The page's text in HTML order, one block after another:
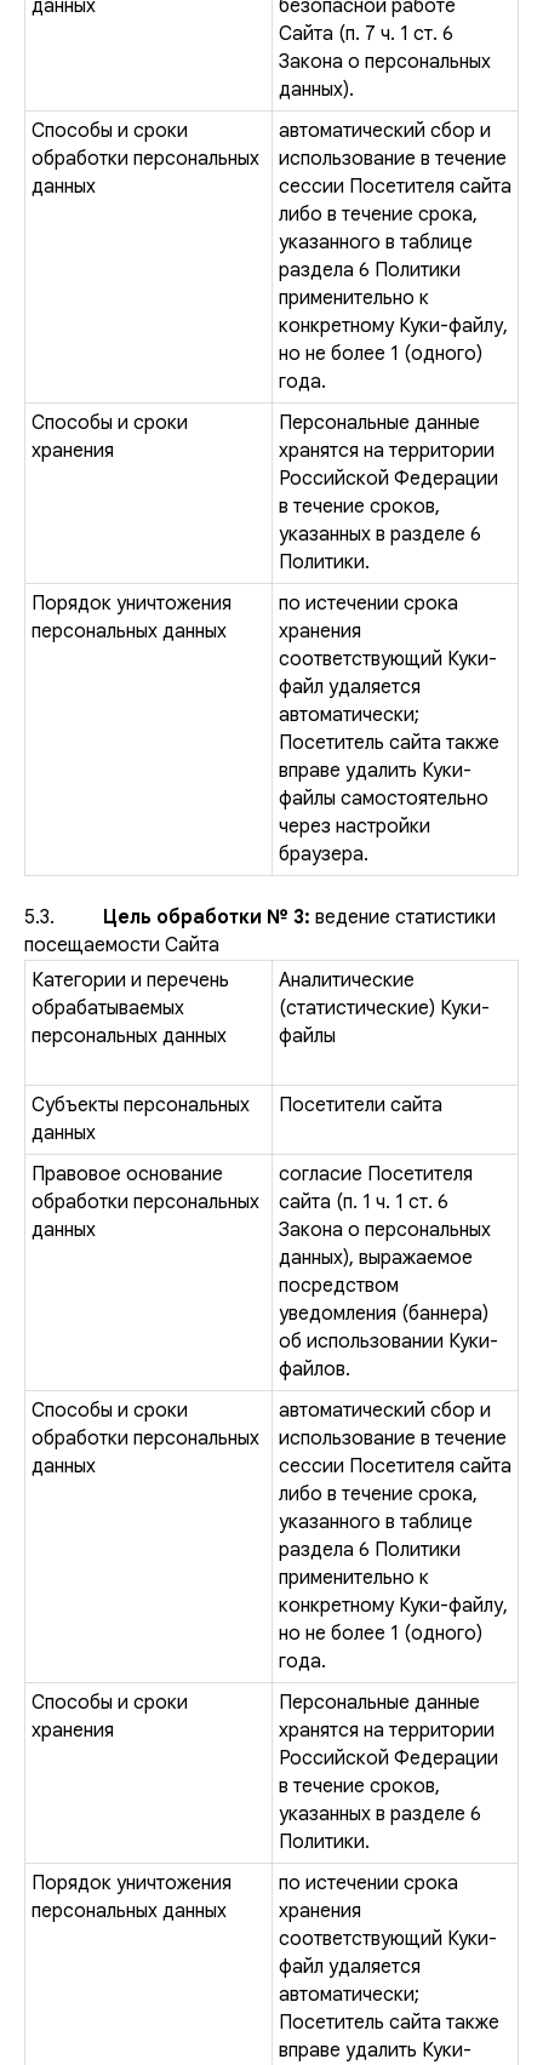
данных
безопасной работе
Сайта (п. 7 ч. 1 ст. 6
Закона о персональных
данных).
Способы и сроки
обработки персональных
данных
автоматический сбор и
использование в течение
сессии Посетителя сайта
либо в течение срока,
указанного в таблице
раздела 6 Политики
применительно к
конкретному Куки-файлу,
но не более 1 (одного)
года.
Способы и сроки
хранения
Персональные данные
хранятся на территории
Российской Федерации
в течение сроков,
указанных в разделе 6
Политики.
Порядок уничтожения
персональных данных
по истечении срока
хранения
соответствующий Куки-
файл удаляется
автоматически;
Посетитель сайта также
вправе удалить Куки-
файлы самостоятельно
через настройки
браузера.
5.3. Цель обработки № 3: ведение статистики
посещаемости Сайта
Категории и перечень
обрабатываемых
персональных данных
Аналитические
(статистические) Куки-
файлы
Субъекты персональных
данных
Посетители сайта
Правовое основание
обработки персональных
данных
согласие Посетителя
сайта (п. 1 ч. 1 ст. 6
Закона о персональных
данных), выражаемое
посредством
уведомления (баннера)
об использовании Куки-
файлов.
Способы и сроки
обработки персональных
данных
автоматический сбор и
использование в течение
сессии Посетителя сайта
либо в течение срока,
указанного в таблице
раздела 6 Политики
применительно к
конкретному Куки-файлу,
но не более 1 (одного)
года.
Способы и сроки
хранения
Персональные данные
хранятся на территории
Российской Федерации
в течение сроков,
указанных в разделе 6
Политики.
Порядок уничтожения
персональных данных
по истечении срока
хранения
соответствующий Куки-
файл удаляется
автоматически;
Посетитель сайта также
вправе удалить Куки-